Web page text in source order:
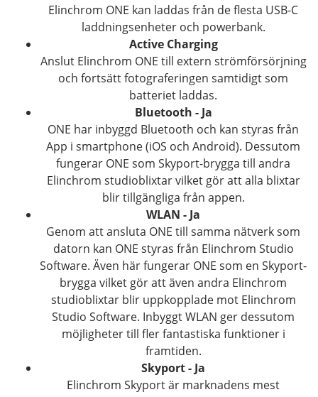
Elinchrom ONE kan laddas från de flesta USB-C
laddningsenheter och powerbank.
Active Charging
Anslut Elinchrom ONE till extern strömförsörjning
och fortsätt fotograferingen samtidigt som
batteriet laddas.
Bluetooth - Ja
ONE har inbyggd Bluetooth och kan styras från
App i smartphone (iOS och Android). Dessutom
fungerar ONE som Skyport-brygga till andra
Elinchrom studioblixtar vilket gör att alla blixtar
blir tillgängliga från appen.
WLAN - Ja
Genom att ansluta ONE till samma nätverk som
datorn kan ONE styras från Elinchrom Studio
Software. Även här fungerar ONE som en Skyport-
brygga vilket gör att även andra Elinchrom
studioblixtar blir uppkopplade mot Elinchrom
Studio Software. Inbyggt WLAN ger dessutom
möjligheter till fler fantastiska funktioner i
framtiden.
Skyport - Ja
Elinchrom Skyport är marknadens mest